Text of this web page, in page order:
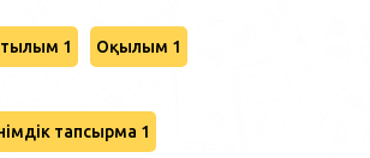
1 Оқылым 1
тапсырма 1